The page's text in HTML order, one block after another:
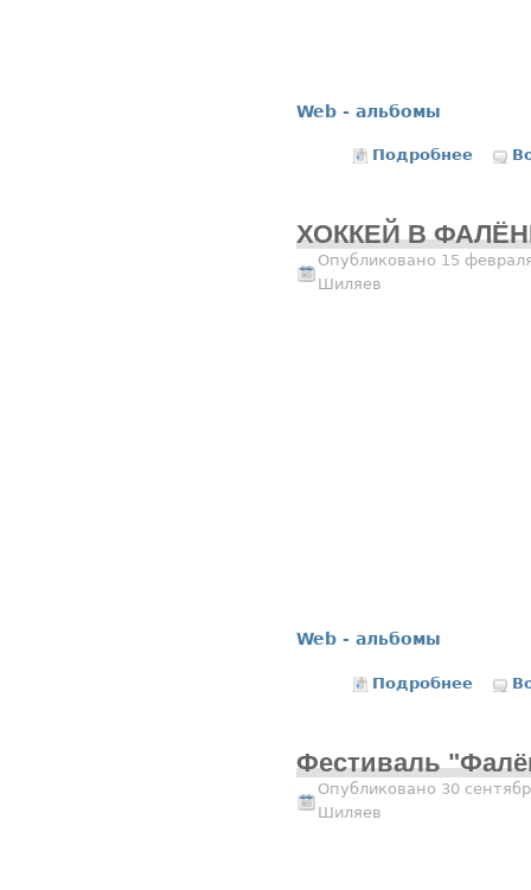
Web - альбомы
Подробнее о
ХОККЕЙ В
Опубликовано 15
Шиляев
Web - альбомы
Подробнее о
Фестиваль
Опубликовано 30
Шиляев